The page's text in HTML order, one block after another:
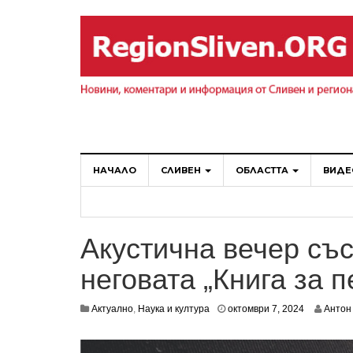
НАЧАЛО СЛИВЕН ОБЛАСТТА
Акустична вечер
неговата „Книга за
Актуално, Наука и култура октомври 7, 2024о
Антон